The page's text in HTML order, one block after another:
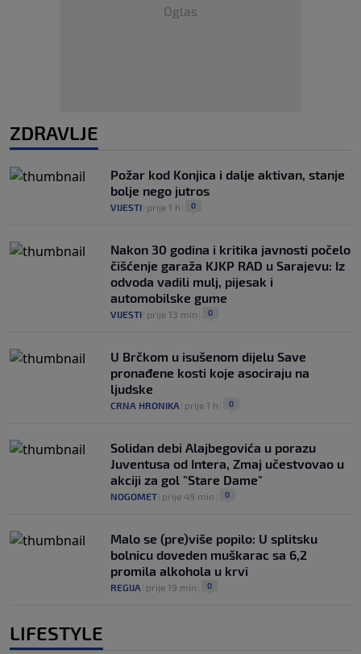
Oglas
ZDRAVLJE
Požar kod Konjica i dalje aktivan, stanje
bolje nego jutros
VIJESTI prije 1 h 0
Nakon 30 godina i kritika javnosti počelo
čišćenje garaža KJKP RAD u Sarajevu: Iz
odvoda vadili mulj, pijesak i
automobilske gume
VIJESTI prije 13 min 0
U Brčkom u isušenom dijelu Save
pronađene kosti koje asociraju na
ljudske
CRNA HRONIKA prije 1 h 0
Solidan debi Alajbegovića u porazu
Juventusa od Intera, Zmaj učestvovao u
akciji za gol "Stare Dame"
NOGOMET prije 49 min 0
Malo se (pre)više popilo: U splitsku
bolnicu doveden muškarac sa 6,2
promila alkohola u krvi
REGIJA prije 19 min 0
LIFESTYLE